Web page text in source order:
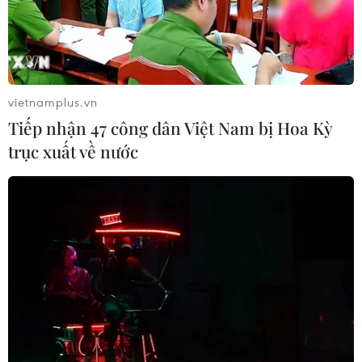
Ông Zelensky chua chát thừa
nhận Ukraine khó lấy lại lãnh thổ bằng vũ
26/04/2025 03:29
Tổng thống Ukraine Volodymyr Zelensky cho hay ông
vietnamplus.vn
Tiếp nhận 47 công dân Việt Nam bị Hoa Kỳ
trục xuất về nước